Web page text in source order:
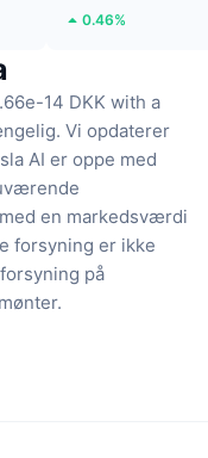
0.46%
14 DKK with a
Vi opdaterer
AI er oppe med
en markedsværdi
forsyning er ikke
på